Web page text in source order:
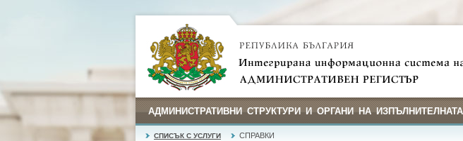
АДМИНИСТРАТИВНИ СТРУКТУРИ И ОРГАНИ НА
СПИСЪК С УСЛУГИ СПРАВКИ